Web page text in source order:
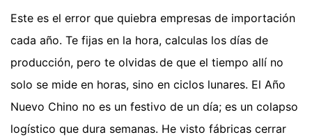
Este es el error que quiebra empresas de importación
cada año. Te fijas en la hora, calculas los días de
producción, pero te olvidas de que el tiempo allí no
solo se mide en horas, sino en ciclos lunares. El Año
Nuevo Chino no es un festivo de un día; es un colapso
logístico que dura semanas. He visto fábricas cerrar